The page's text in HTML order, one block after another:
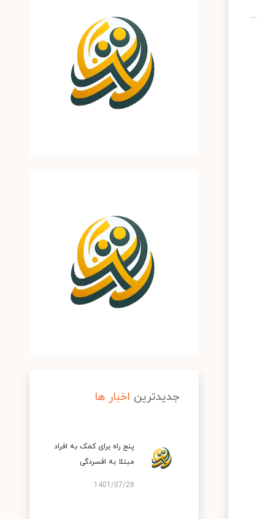
جدیدترین اخبار ها
پنج راه برای کمک به افراد
مبتلا به افسردگی
1401/07/28